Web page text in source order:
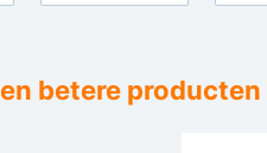
betere producten